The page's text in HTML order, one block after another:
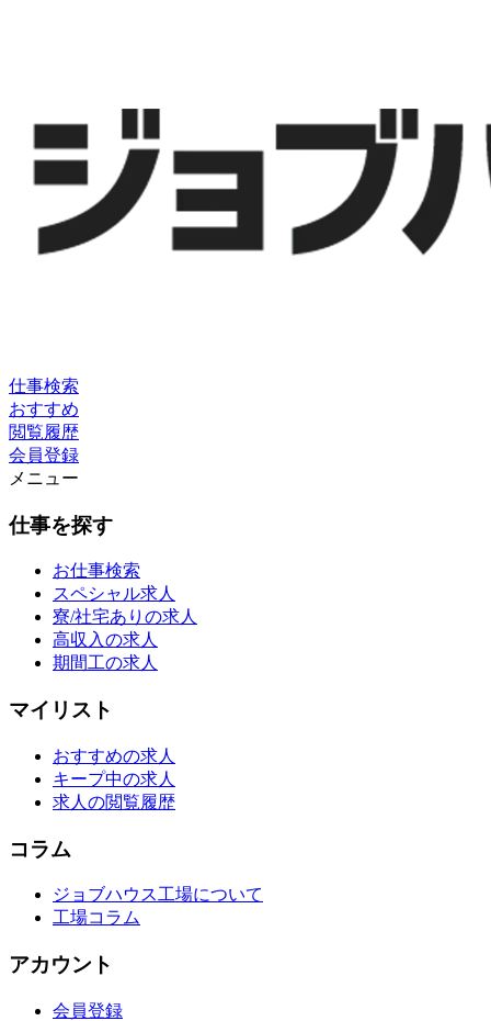
仕事検索
おすすめ
閲覧履歴
会員登録
メニュー
仕事を探す
お仕事検索
スペシャル求人
寮/社宅ありの求人
高収入の求人
期間工の求人
マイリスト
おすすめの求人
キープ中の求人
求人の閲覧履歴
コラム
ジョブハウス工場について
工場コラム
アカウント
会員登録